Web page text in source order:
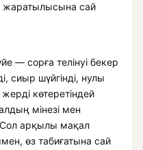
жаратылысына сай
— сорға телінуі бекер
сиыр шүйгінді, нулы
көтеретіндей
мінезі мен
Сол арқылы мақал
өз табиғатына сай